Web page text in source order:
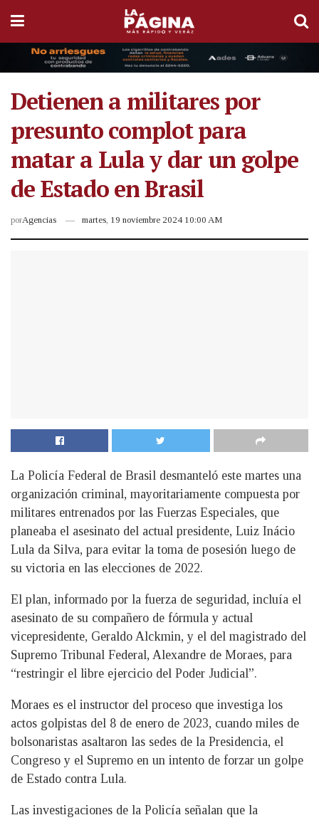
Detienen a militares por
presunto complot para
matar a Lula y dar un golpe
de Estado en Brasil
porAgencias martes, 19 noviembre 2024 10:00 AM
La Policía Federal de Brasil desmanteló este martes una
organización criminal, mayoritariamente compuesta por
militares entrenados por las Fuerzas Especiales, que
planeaba el asesinato del actual presidente, Luiz Inácio
Lula da Silva, para evitar la toma de posesión luego de
su victoria en las elecciones de 2022.
El plan, informado por la fuerza de seguridad, incluía el
asesinato de su compañero de fórmula y actual
vicepresidente, Geraldo Alckmin, y el del magistrado del
Supremo Tribunal Federal, Alexandre de Moraes, para
“restringir el libre ejercicio del Poder Judicial”.
Moraes es el instructor del proceso que investiga los
actos golpistas del 8 de enero de 2023, cuando miles de
bolsonaristas asaltaron las sedes de la Presidencia, el
Congreso y el Supremo en un intento de forzar un golpe
de Estado contra Lula.
Las investigaciones de la Policía señalan que la